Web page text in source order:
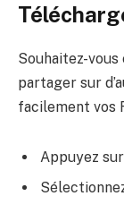
Souhaitez-
partager sur
facilement vos
Appuyez sur